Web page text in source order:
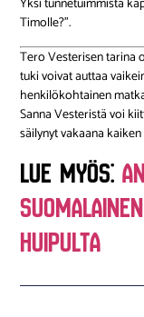
Yksi tunnetuimmista
Timolle?”.
Tero Vesterisen tarina
tuki voivat auttaa
henkilökohtainen
Sanna Vesteristä voi
säilynyt vakaana
LUE MYÖS:
Huipulta